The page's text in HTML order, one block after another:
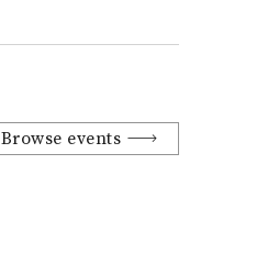
Browse events